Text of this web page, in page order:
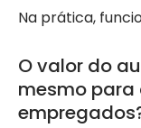
Na prática,
O valor do
mesmo